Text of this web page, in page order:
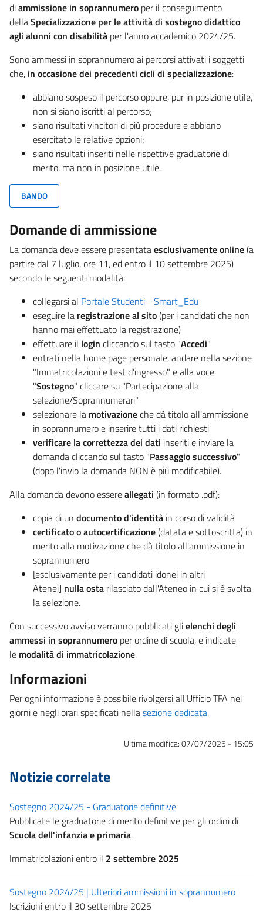
diammissione in soprannumero per il conseguimento
dellaSpecializzazione per le attività di sostegno didattico
agli alunni con disabilità per l'anno accademico 2024/25.
Sono ammessi in soprannumero ai percorsi attivati i soggetti
che, in occasione dei precedenti cicli di specializzazione:
abbiano sospeso il percorso oppure, pur in posizione utile,
non si siano iscritti al percorso;
siano risultati vincitori di più procedure e abbiano
esercitato le relative opzioni;
siano risultati inseriti nelle rispettive graduatorie di
merito, ma non in posizione utile.
BANDO
Domande di ammissione
La domanda deve essere presentataesclusivamente online(a
partire dal 7 luglio, ore 11, ed entro il 10 settembre 2025)
secondo le seguenti modalità:
collegarsi al Portale Studenti - Smart_Edu
eseguire la registrazione al sito(per i candidati che non
hanno mai effettuato la registrazione)
effettuare il login cliccando sul tasto "Accedi"
entrati nella home page personale, andare nella sezione
"Immatricolazioni e test d’ingresso" e alla voce
"Sostegno" cliccare su "Partecipazione alla
selezione/Soprannumerari"
selezionare la motivazioneche dà titolo all'ammissione
in soprannumero e inserire tutti i dati richiesti
verificare la correttezza dei dati inseriti e inviare la
domanda cliccando sul tasto "Passaggio successivo"
(dopo l'invio la domanda NON è più modificabile).
Alla domanda devono essereallegati (in formato .pdf):
copia di un documento d'identità in corso di validità
certificato o autocertificazione(datata e sottoscritta) in
merito alla motivazione che dà titolo all'ammissione in
soprannumero
[esclusivamente per i candidati idonei in altri
Atenei] nulla osta rilasciato dall'Ateneo in cui si è svolta
la selezione.
Con successivo avviso verranno pubblicati glielenchi degli
ammessi in soprannumero per ordine di scuola, e indicate
le modalità di immatricolazione.
Informazioni
Per ogni informazione è possibile rivolgersi all'Ufficio TFA nei
giorni e negli orari specificati nellasezione dedicata.
Ultima modifica:07/07/2025 - 15:05
Notizie correlate
Sostegno 2024/25 - Graduatorie definitive
Pubblicate le graduatorie di merito definitive per gli ordini di
Scuola dell'infanzia e primaria.
Immatricolazioni entro il 2 settembre 2025
Sostegno 2024/25 | Ulteriori ammissioni in soprannumero
Iscrizioni entro il 30 settembre 2025